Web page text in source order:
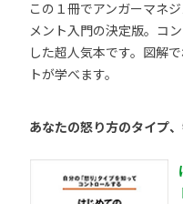
この１冊でアンガーマネ
メント入門の決定版。コ
した超人気本です。図解
トが学べます。
あなたの怒り方のタイプ